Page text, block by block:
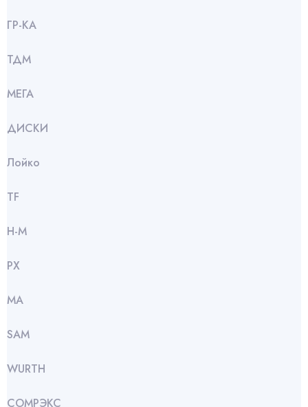
ГР-КА
ТДМ
МЕГА
ДИСКИ
Лойко
TF
Н-М
РХ
МА
SАМ
WURTH
СОМРЭКС